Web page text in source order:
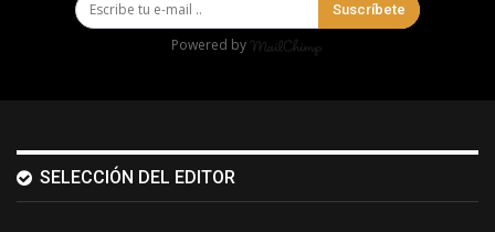
Suscríbete
Powered by
SELECCIÓN DEL EDITOR